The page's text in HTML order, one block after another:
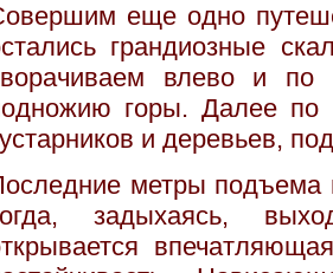
еще одно
грандиозные
влево и по
горы. Далее по
и деревьев,
метры подъема
задыхаясь,